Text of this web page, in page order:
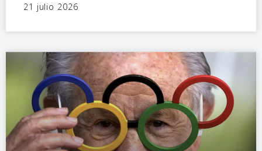
21 julio 2026